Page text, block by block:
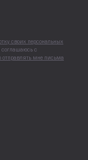
своих персональных
соглашаюсь с
отправлять мне письма